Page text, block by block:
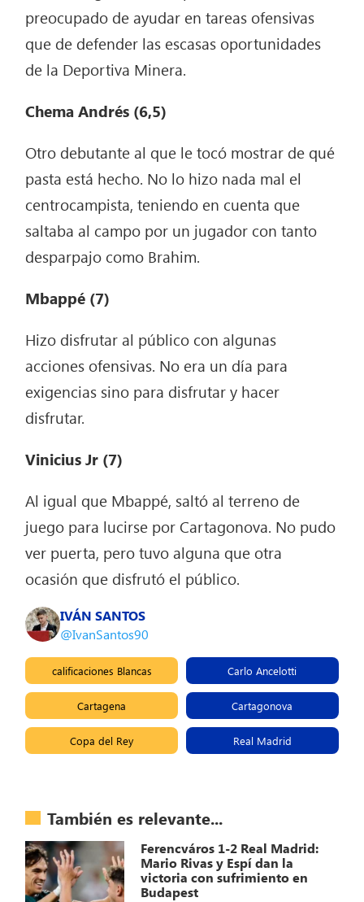
preocupado de ayudar en tareas ofensivas
que de defender las escasas oportunidades
de la Deportiva Minera.
Chema Andrés (6,5)
Otro debutante al que le tocó mostrar de qué
pasta está hecho. No lo hizo nada mal el
centrocampista, teniendo en cuenta que
saltaba al campo por un jugador con tanto
desparpajo como Brahim.
Mbappé (7)
Hizo disfrutar al público con algunas
acciones ofensivas. No era un día para
exigencias sino para disfrutar y hacer
disfrutar.
Vinicius Jr (7)
Al igual que Mbappé, saltó al terreno de
juego para lucirse por Cartagonova. No pudo
ver puerta, pero tuvo alguna que otra
ocasión que disfrutó el público.
IVÁN SANTOS
@IvanSantos90
calificaciones Blancas Carlo Ancelotti
Cartagena Cartagonova
Copa del Rey Real Madrid
También es relevante...
Ferencváros 1-2 Real Madrid:
Mario Rivas y Espí dan la
victoria con sufrimiento en
Budapest